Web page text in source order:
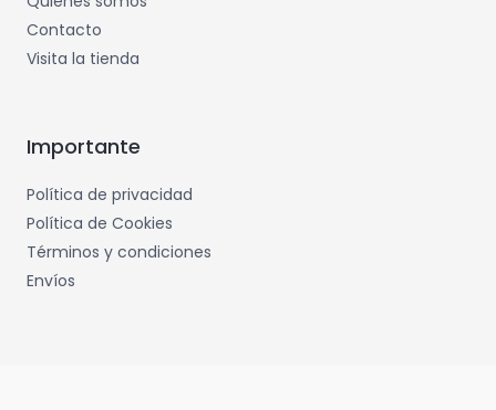
Contacto
Visita la tienda
Importante
Política de privacidad
Política de Cookies
Términos y condiciones
Envíos